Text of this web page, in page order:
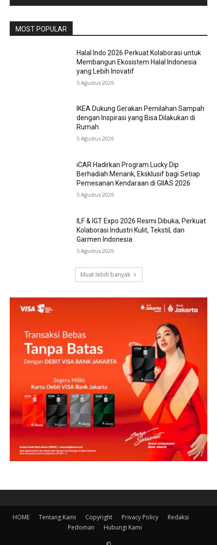
MOST POPULAR
Halal Indo 2026 Perkuat Kolaborasi untuk
Membangun Ekosistem Halal Indonesia
yang Lebih Inovatif
5 Agustus 2026
IKEA Dukung Gerakan Pemilahan Sampah
dengan Inspirasi yang Bisa Dilakukan di
Rumah
5 Agustus 2026
iCAR Hadirkan Program Lucky Dip
Berhadiah Menarik, Eksklusif bagi Setiap
Pemesanan Kendaraan di GIIAS 2026
5 Agustus 2026
ILF & IGT Expo 2026 Resmi Dibuka, Perkuat
Kolaborasi Industri Kulit, Tekstil, dan
Garmen Indonesia
5 Agustus 2026
Muat lebih banyak
HOME Tentang Kami Copyright Privacy Policy
Redaksi
Pedoman
Hubungi Kami